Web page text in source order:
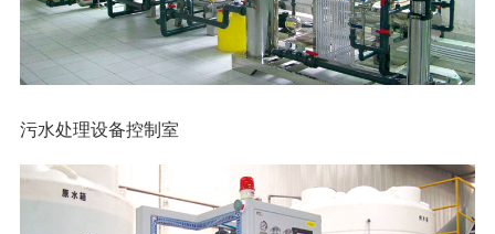
污水处理设备控制室